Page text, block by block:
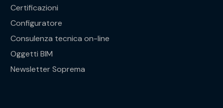
Certificazioni
Configuratore
Consulenza tecnica on-line
Oggetti BIM
Newsletter Soprema